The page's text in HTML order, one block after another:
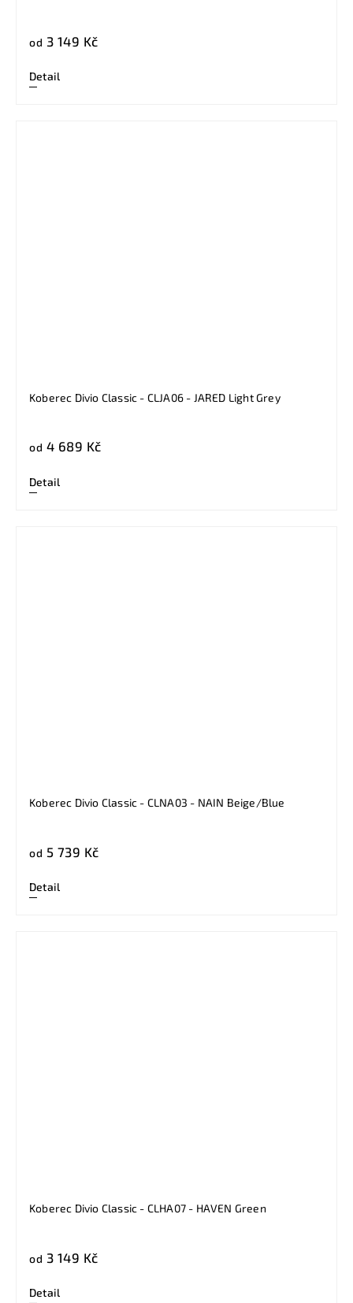
od 3 149 Kč
Detail
Koberec Divio Classic - CLJA06 - JARED Light Grey
od 4 689 Kč
Detail
Koberec Divio Classic - CLNA03 - NAIN Beige/Blue
od 5 739 Kč
Detail
Koberec Divio Classic - CLHA07 - HAVEN Green
od 3 149 Kč
Detail